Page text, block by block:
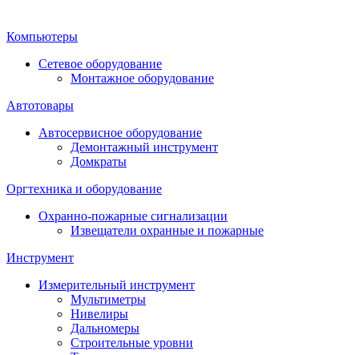
Компьютеры
Сетевое оборудование
Монтажное оборудование
Автотовары
Автосервисное оборудование
Демонтажный инструмент
Домкраты
Оргтехника и оборудование
Охранно-пожарные сигнализации
Извещатели охранные и пожарные
Инструмент
Измерительный инструмент
Мультиметры
Нивелиры
Дальномеры
Строительные уровни